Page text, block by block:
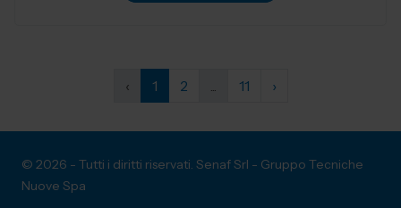
‹ 1 2 ... 11 ›
© 2026 - Tutti i diritti riservati. Senaf Srl - Gruppo Tecniche
Nuove Spa